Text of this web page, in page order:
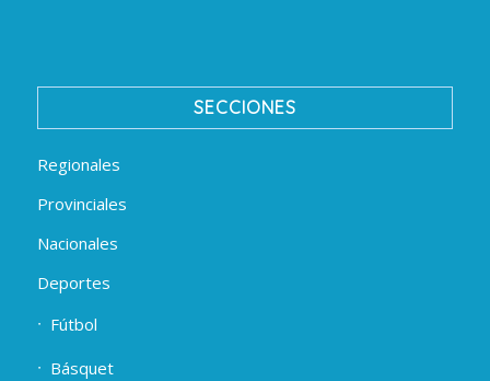
SECCIONES
Regionales
Provinciales
Nacionales
Deportes
Fútbol
Básquet